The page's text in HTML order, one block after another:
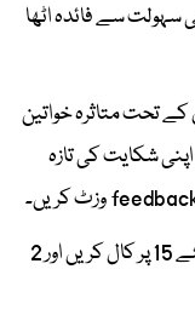
سہولت سے فائدہ اٹھا
تحت متاثرہ خواتین
شکایت کی تازہ
ورچوئل ویمن پولیس اسٹیشن سے رابطے کیلئے 15 پر کال کریں اور 2